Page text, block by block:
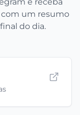
com um resumo
do dia.